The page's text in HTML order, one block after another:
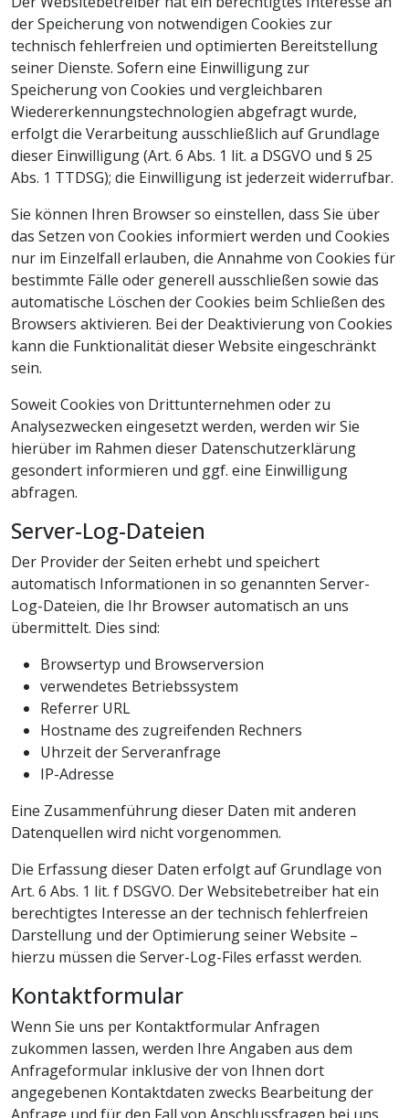
der Speicherung von notwendigen Cookies zur
technisch fehlerfreien und optimierten Bereitstellung
seiner Dienste. Sofern eine Einwilligung zur
Speicherung von Cookies und vergleichbaren
Wiedererkennungstechnologien abgefragt wurde,
erfolgt die Verarbeitung ausschließlich auf Grundlage
dieser Einwilligung (Art. 6 Abs. 1 lit. a DSGVO und § 25
Abs. 1 TTDSG); die Einwilligung ist jederzeit widerrufbar.
Sie können Ihren Browser so einstellen, dass Sie über
das Setzen von Cookies informiert werden und Cookies
nur im Einzelfall erlauben, die Annahme von Cookies für
bestimmte Fälle oder generell ausschließen sowie das
automatische Löschen der Cookies beim Schließen des
Browsers aktivieren. Bei der Deaktivierung von Cookies
kann die Funktionalität dieser Website eingeschränkt
sein.
Soweit Cookies von Drittunternehmen oder zu
Analysezwecken eingesetzt werden, werden wir Sie
hierüber im Rahmen dieser Datenschutzerklärung
gesondert informieren und ggf. eine Einwilligung
abfragen.
Server-Log-Dateien
Der Provider der Seiten erhebt und speichert
automatisch Informationen in so genannten Server-
Log-Dateien, die Ihr Browser automatisch an uns
übermittelt. Dies sind:
Browsertyp und Browserversion
verwendetes Betriebssystem
Referrer URL
Hostname des zugreifenden Rechners
Uhrzeit der Serveranfrage
IP-Adresse
Eine Zusammenführung dieser Daten mit anderen
Datenquellen wird nicht vorgenommen.
Die Erfassung dieser Daten erfolgt auf Grundlage von
Art. 6 Abs. 1 lit. f DSGVO. Der Websitebetreiber hat ein
berechtigtes Interesse an der technisch fehlerfreien
Darstellung und der Optimierung seiner Website –
hierzu müssen die Server-Log-Files erfasst werden.
Kontaktformular
Wenn Sie uns per Kontaktformular Anfragen
zukommen lassen, werden Ihre Angaben aus dem
Anfrageformular inklusive der von Ihnen dort
angegebenen Kontaktdaten zwecks Bearbeitung der